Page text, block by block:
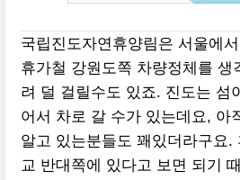
국립진도자연휴양림은 서울에
휴가철 강원도쪽 차량정체를 생
려 덜 걸릴수도 있죠. 진도는 섬
어서 차로 갈 수가 있는데요, 아
알고 있는분들도 꽤있더라구요.
교 반대쪽에 있다고 보면 되기